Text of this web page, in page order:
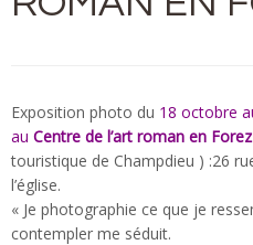
Exposition photo du 18 octobre
au Centre de l’art roman en Forez
touristique de Champdieu ) :26
l’église.
« Je photographie ce que je
contempler me séduit.